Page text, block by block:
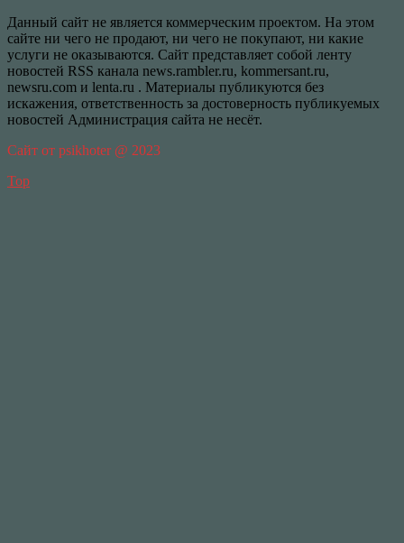
Данный сайт не является коммерческим проектом. На этом
сайте ни чего не продают, ни чего не покупают, ни какие
услуги не оказываются. Сайт представляет собой ленту
новостей RSS канала news.rambler.ru, kommersant.ru,
newsru.com и lenta.ru . Материалы публикуются без
искажения, ответственность за достоверность публикуемых
новостей Администрация сайта не несёт.
Сайт от psikhoter @ 2023
Top